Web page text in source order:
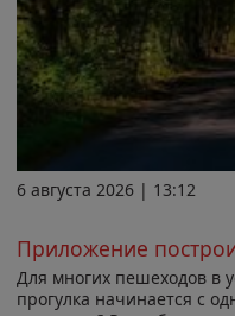
6 августа 2026 | 13:12
Приложение
Для многих пешеходов в
прогулка начинается с